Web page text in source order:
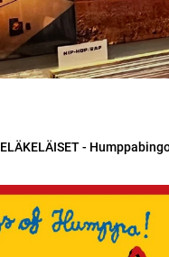
ELÄKELÄISET -